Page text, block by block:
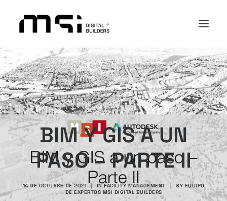
PLATAFORMA
SECTORES
ACADEMY
I+D+i
NOSOTROS
CASOS DE ÉXITO
CONTACTO
BIM Y GIS A UN
PASO – PARTE II
14 DE OCTUBRE DE 2021 | INFACILITY MANAGEMENT | BY EQUIPO
DE EXPERTOS MSI DIGITAL BUILDERS